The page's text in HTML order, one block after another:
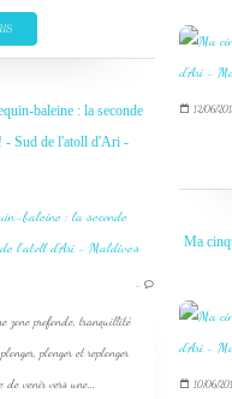
12/06/
baleine : la seconde
- Sud de l'atoll d'Ari -
…
zone profonde, tranquillité
plonger et replonger
venir vers une...
Ma
10/06/